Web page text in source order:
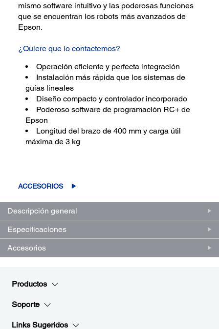
mismo software intuitivo y las poderosas funciones
que se encuentran los robots más avanzados de
Epson.
¿Quiere que lo contactemos?
Operación eficiente y perfecta integración
Instalación más rápida que los sistemas de
guías lineales
Diseño compacto y controlador incorporado
Poderoso software de programación RC+ de
Epson
Longitud del brazo de 400 mm y carga útil
máxima de 3 kg
ACCESORIOS
Descripción general
Especificaciones
Accesorios
Productos
Soporte
Links Sugeridos